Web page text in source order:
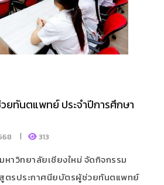
ยทันตแพทย์ ประจำปีการศึกษา
313
าวิทยาลัยเชียงใหม่ จัดกิจกรรม
ตรประกาศนียบัตรผู้ช่วยทันตแพทย์